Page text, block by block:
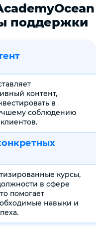
поддержки
контент,
в
соблюдению
курсы,
в сфере
помогает
навыки и